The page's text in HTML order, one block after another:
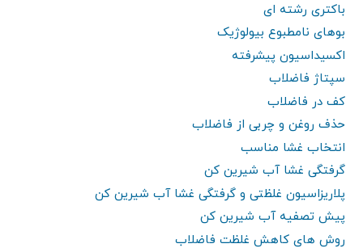
باکتری رشته ای
بوهای نامطبوع بیولوژیک
اکسیداسیون پیشرفته
سپتاژ فاضلاب
کف در فاضلاب
حذف روغن و چربی از فاضلاب
انتخاب غشا مناسب
گرفتگی غشا آب شیرین کن
پلاریزاسیون غلظتی و گرفتگی غشا آب شیرین کن
پیش تصفیه آب شیرین کن
روش های کاهش غلظت فاضلاب